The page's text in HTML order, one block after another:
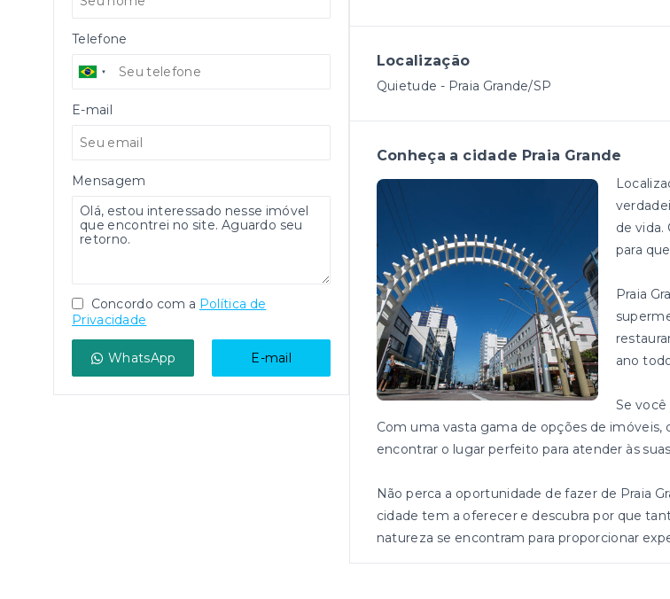
Localização
Quietude - Praia Grande/SP
Conheça a cidade Praia Grande
de vida.
para
Praia
ano
Se você
Com uma vasta gama de opções de
encontrar o lugar perfeito para atender às
Não perca a oportunidade de fazer de Praia
cidade tem a oferecer e descubra por que
natureza se encontram para proporcionar
Telefone
E-mail
Mensagem
Concordo com a Política de
Privacidade
WhatsApp E-mail